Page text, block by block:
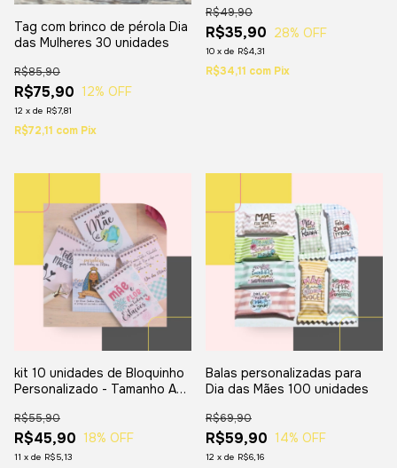
Tag com brinco de pérola Dia
das Mulheres 30 unidades
R$75,90
R$85,90
12% OFF
12 x de R$7,81
R$72,11 com Pix
R$35,90
R$49,90
28% OFF
10 x de R$4,31
R$34,11 com Pix
kit 10 unidades de Bloquinho
Personalizado - Tamanho A7
R$45,90
R$55,90
18% OFF
11 x de R$5,13
Balas personalizadas para
Dia das Mães 100 unidades
R$59,90
R$69,90
14% OFF
12 x de R$6,16